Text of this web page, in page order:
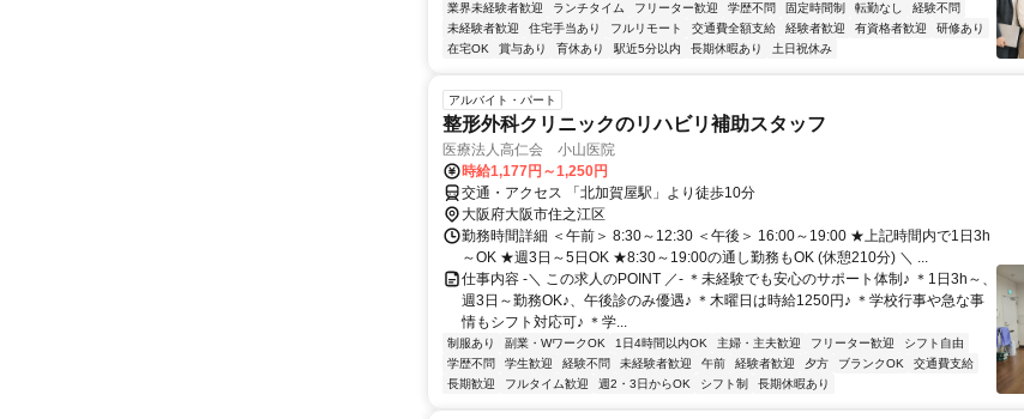
業界未経験者歓迎 ランチタイム フリーター歓迎 学歴不問 固定時間制 転勤なし
経験不問
未経験者歓迎
住宅手当あり フルリモート 交通費全額支給 経験者歓迎 有資格者歓迎
研修あり
在宅OK
賞与あり 育休あり 駅近5分以内 長期休暇あり 土日祝休み
アルバイト・パート
整形外科クリニックのリハビリ補助スタッフ
医療法人高仁会 小山医院
時給1,177円～1,250円
交通・アクセス 「北加賀屋駅」より徒歩10分
大阪府大阪市住之江区
勤務時間詳細 ＜午前＞ 8:30～12:30 ＜午後＞ 16:00～19:00 ★上記時間内で1日3h
～OK ★週3日～5日OK ★8:30～19:00の通し勤務もOK (休憩210分) ＼ ...
仕事内容 -＼ この求人のPOINT ／- ＊未経験でも安心のサポート体制♪ ＊1日3h～、
週3日～勤務OK♪、午後診のみ優遇♪ ＊木曜日は時給1250円♪ ＊学校行事や急な事
情もシフト対応可♪ ＊学...
制服あり 副業・WワークOK 1日4時間以内OK 主婦・主夫歓迎 フリーター歓迎
シフト自由
学歴不問
学生歓迎 経験不問 未経験者歓迎 午前 経験者歓迎 夕方 ブランクOK
交通費支給
長期歓迎
フルタイム歓迎 週2・3日からOK シフト制 長期休暇あり